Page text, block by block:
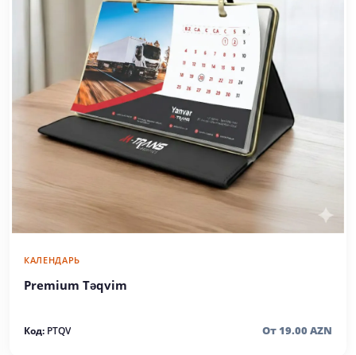
КАЛЕНДАРЬ
Premium Təqvim
Код: PTQV От 19.00 AZN